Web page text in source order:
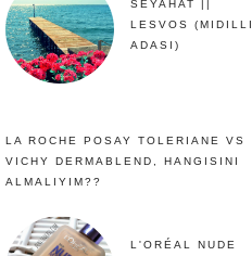
SEYAHAT ||
LESVOS (MIDILLI
ADASI)
LA ROCHE POSAY TOLERIANE VS
VICHY DERMABLEND, HANGISINI
ALMALIYIM??
L'ORÉAL NUDE